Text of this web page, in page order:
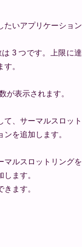
たいアプリケーション
3 つです。上限に達
。
が表示されます。
て、サーマルスロット
を追加します。
マルスロットリングを
ます。
ます。